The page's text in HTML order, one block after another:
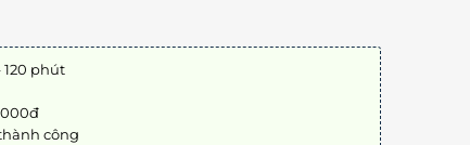
120 phút
công